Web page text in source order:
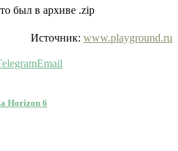
был в архиве .zip
Источник: www.playground.ru
Email
Horizon 6